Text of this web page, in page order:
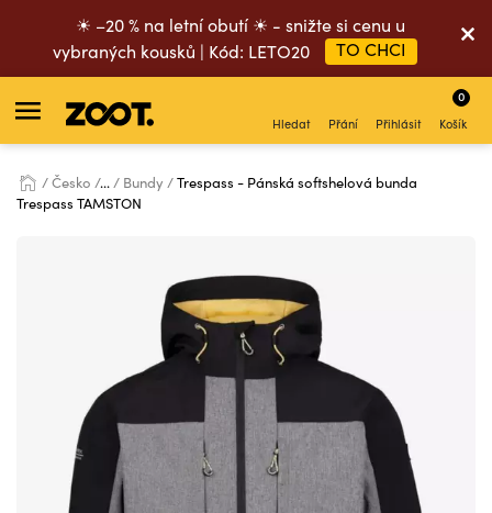
☀ –20 % na letní obutí ☀ - snižte si cenu u
vybraných kousků | Kód: LETO20
TO CHCI
Hledat Přání Přihlásit Košík
0
Česko ... Bundy
Trespass - Pánská softshelová bunda
Trespass TAMSTON